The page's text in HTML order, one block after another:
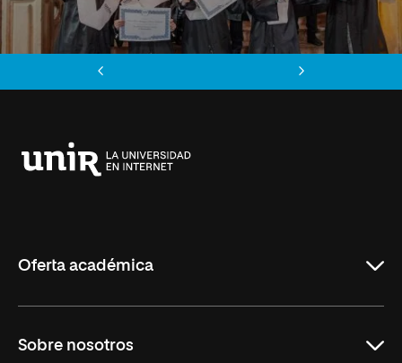
Oferta académica
Másteres Oficiales
Sobre nosotros